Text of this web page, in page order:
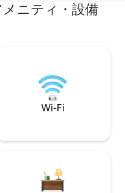
ニティ・設備
Wi-Fi